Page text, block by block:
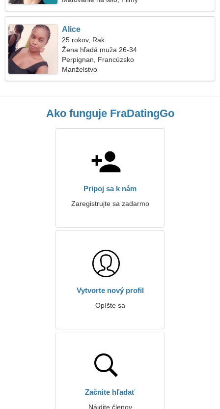
Alice
25 rokov, Rak
Žena hľadá muža 26-34
Perpignan, Francúzsko
Manželstvo
Ako funguje FraDatingGo
Pripoj sa k nám
Zaregistrujte sa zadarmo
Vytvorte nový profil
Opíšte sa
Začnite hľadať
Nájdite členov